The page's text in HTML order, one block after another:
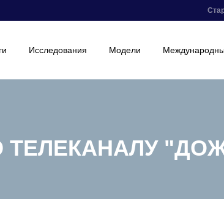
Исследования Модели
ТЕЛЕКАНАЛУ